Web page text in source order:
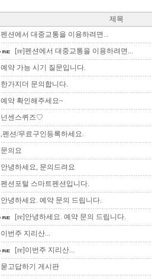
제목
펜션에서 대중교통을 이용하려면...
[re]펜션에서 대중교통을 이용하려면...
예약 가능 시기 질문입니다.
한가지더 문의합니다.
예약 확인해주세요~
넌센스퀴즈♡
,펜션/무료구인등록하세요.
문의요
안녕하세요, 문의드려요
펜션포털 스마트펜션입니다.
안녕하세요. 예약 문의 드립니다.
[re]안녕하세요. 예약 문의 드립니다.
이번주 지리산...
[re]이번주 지리산...
묻고답하기 게시판